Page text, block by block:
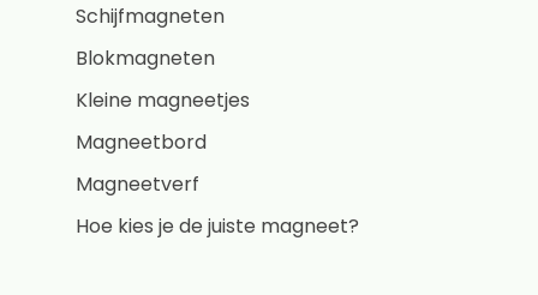
Schijfmagneten
Blokmagneten
Kleine magneetjes
Magneetbord
Magneetverf
Hoe kies je de juiste magneet?